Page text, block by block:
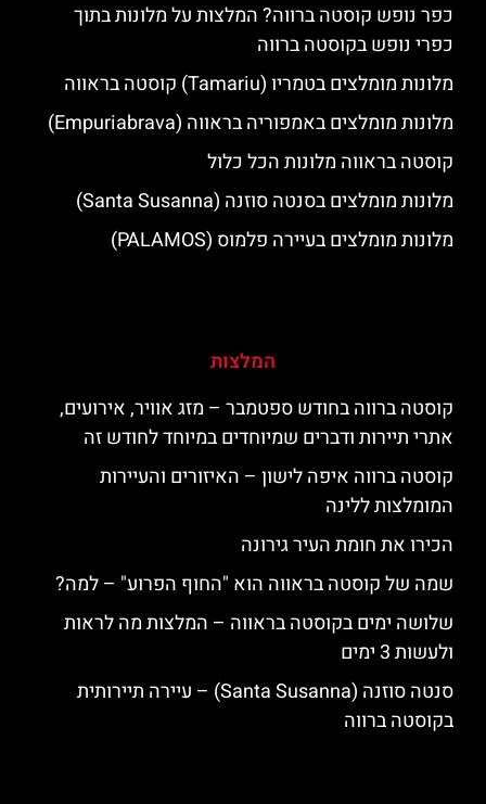
כפר נופש קוסטה ברווה? המלצות על מלונות בתוך
כפרי נופש בקוסטה ברווה
מלונות מומלצים בטמריו (Tamariu) קוסטה בראווה
מלונות מומלצים באמפוריה בראווה (Empuriabrava)
קוסטה בראווה מלונות הכל כלול
מלונות מומלצים בסנטה סוזנה (Santa Susanna)
מלונות מומלצים בעיירה פלמוס (PALAMOS)
המלצות
קוסטה ברווה בחודש ספטמבר – מזג אוויר, אירועים,
אתרי תיירות ודברים שמיוחדים במיוחד לחודש זה
קוסטה ברווה איפה לישון – האיזורים והעיירות
המומלצות ללינה
הכירו את חומת העיר גירונה
שמה של קוסטה בראווה הוא "החוף הפרוע" – למה?
שלושה ימים בקוסטה בראווה – המלצות מה לראות
ולעשות 3 ימים
סנטה סוזנה (Santa Susanna) – עיירה תיירותית
בקוסטה ברווה